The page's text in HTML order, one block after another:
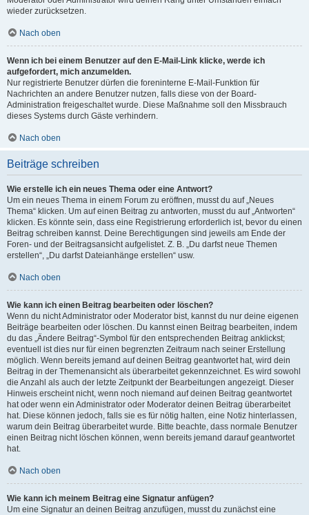
wieder zurücksetzen.
Nach oben
Wenn ich bei einem Benutzer auf den E-Mail-Link klicke, werde ich
aufgefordert, mich anzumelden.
Nur registrierte Benutzer dürfen die foreninterne E-Mail-Funktion für
Nachrichten an andere Benutzer nutzen, falls diese von der Board-
Administration freigeschaltet wurde. Diese Maßnahme soll den Missbrauch
dieses Systems durch Gäste verhindern.
Nach oben
Beiträge schreiben
Wie erstelle ich ein neues Thema oder eine Antwort?
Um ein neues Thema in einem Forum zu eröffnen, musst du auf „Neues
Thema“ klicken. Um auf einen Beitrag zu antworten, musst du auf „Antworten“
klicken. Es könnte sein, dass eine Registrierung erforderlich ist, bevor du einen
Beitrag schreiben kannst. Deine Berechtigungen sind jeweils am Ende der
Foren- und der Beitragsansicht aufgelistet. Z. B. „Du darfst neue Themen
erstellen“, „Du darfst Dateianhänge erstellen“ usw.
Nach oben
Wie kann ich einen Beitrag bearbeiten oder löschen?
Wenn du nicht Administrator oder Moderator bist, kannst du nur deine eigenen
Beiträge bearbeiten oder löschen. Du kannst einen Beitrag bearbeiten, indem
du das „Ändere Beitrag“-Symbol für den entsprechenden Beitrag anklickst;
eventuell ist dies nur für einen begrenzten Zeitraum nach seiner Erstellung
möglich. Wenn bereits jemand auf deinen Beitrag geantwortet hat, wird dein
Beitrag in der Themenansicht als überarbeitet gekennzeichnet. Es wird sowohl
die Anzahl als auch der letzte Zeitpunkt der Bearbeitungen angezeigt. Dieser
Hinweis erscheint nicht, wenn noch niemand auf deinen Beitrag geantwortet
hat oder wenn ein Administrator oder Moderator deinen Beitrag überarbeitet
hat. Diese können jedoch, falls sie es für nötig halten, eine Notiz hinterlassen,
warum dein Beitrag überarbeitet wurde. Bitte beachte, dass normale Benutzer
einen Beitrag nicht löschen können, wenn bereits jemand darauf geantwortet
hat.
Nach oben
Wie kann ich meinem Beitrag eine Signatur anfügen?
Um eine Signatur an deinen Beitrag anzufügen, musst du zunächst eine